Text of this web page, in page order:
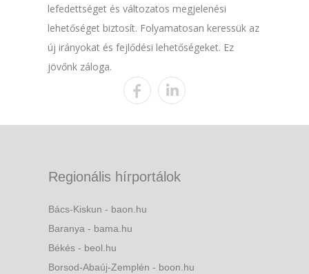
lefedettséget és változatos megjelenési
lehetőséget biztosít. Folyamatosan keressük az
új irányokat és fejlődési lehetőségeket. Ez
jövőnk záloga.
Regionális hírportálok
Bács-Kiskun - baon.hu
Baranya - bama.hu
Békés - beol.hu
Borsod-Abaúj-Zemplén - boon.hu